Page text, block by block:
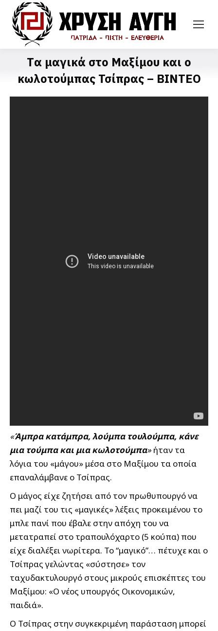
Tα μαγικά στο Μαξίμου και ο
κωλοτούμπας Τσίπρας – ΒΙΝΤΕΟ
«Άμπρα κατάμπρα, λούμπα τουλούμπα, κάνε
μια τούμπα και μια κωλοτούμπα» ήταν τα
λόγια του «μάγου» μέσα στο Μαξίμου τα οποία
επαναλάμβανε ο Τσίπρας.
Ο μάγος είχε ζητήσει από τον πρωθυπουργό να
πει μαζί του τις «μαγικές» λέξεις προκειμένου το
μπλε πανί που έβαλε στην απόχη του να
μετατραπεί στο τραπουλόχαρτο (5 κούπα) που
είχε διαλέξει νωρίτερα. Το “μαγικό”… πέτυχε και ο
Τσίπρας γελώντας «σύστησε» τον
ταχυδακτυλουργό στους μικρούς επισκέπτες του
Μαξίμου: «Ο νέος υπουργός Οικονομικών,
παιδιά».
Ο Τσίπρας στην συγκεκριμένη παράσταση μπορεί